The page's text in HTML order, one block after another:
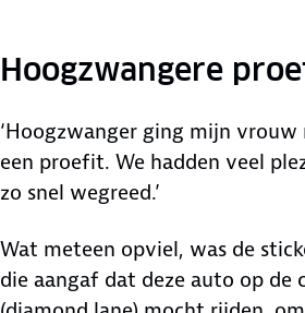
Hoogzwangere
‘Hoogzwanger ging mijn vrouw
een proefit. We hadden veel
zo snel wegreed.’
Wat meteen opviel, was de
die aangaf dat deze auto op de